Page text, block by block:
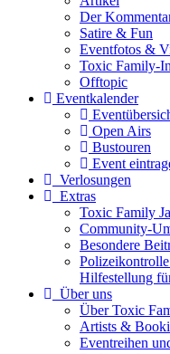
Der
Satire & Fun
Eventfotos &
Toxic Family-
Offtopic
Eventkalender
Open Airs
Bustouren
Event
Verlosungen
Extras
Toxic Family
Community-
Besondere
Hilfestellung
Über uns
Über Toxic
Artists &
Eventreihen